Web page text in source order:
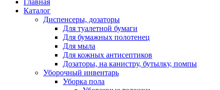
Главная
Каталог
Диспенсеры, дозаторы
Для туалетной бумаги
Для бумажных полотенец
Для мыла
Для кожных антисептиков
Дозаторы, на канистру, бутылку, помпы
Уборочный инвентарь
Уборка пола